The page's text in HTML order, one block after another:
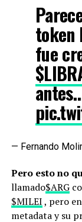
token
fue
— Fernando
Pero esto no
llamado$ARG
$MILEI, pero
metadata y su